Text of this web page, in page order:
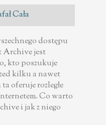
Cała
dostępu
Archive jest
kto poszukuje
kilku a nawet
oferuje rozległe
Co warto
i jak z niego